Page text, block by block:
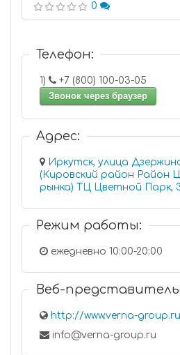
0
Телефон:
1)
+7 (800) 100-03-05
Звонок через браузер
Адрес:
Иркутск, улица
(Кировский район Район
Режим работы:
ежедневно 10:00-20:00
Веб-
http://www.verna-
info@verna-group.ru